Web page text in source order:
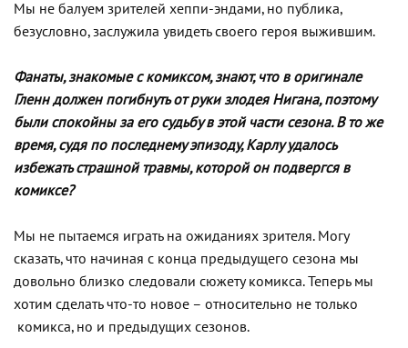
Мы не балуем зрителей хеппи-эндами, но публика,
безусловно, заслужила увидеть своего героя выжившим.
Фанаты, знакомые с комиксом, знают, что в оригинале
Гленн должен погибнуть от руки злодея Нигана, поэтому
были спокойны за его судьбу в этой части сезона. В то же
время, судя по последнему эпизоду, Карлу удалось
избежать страшной травмы, которой он подвергся в
комиксе?
Мы не пытаемся играть на ожиданиях зрителя. Могу
сказать, что начиная с конца предыдущего сезона мы
довольно близко следовали сюжету комикса. Теперь мы
хотим сделать что-то новое – относительно не только
комикса, но и предыдущих сезонов.